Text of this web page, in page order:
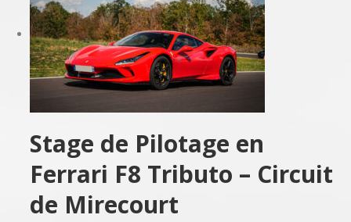
Stage de Pilotage en
Ferrari F8 Tributo – Circuit
de Mirecourt